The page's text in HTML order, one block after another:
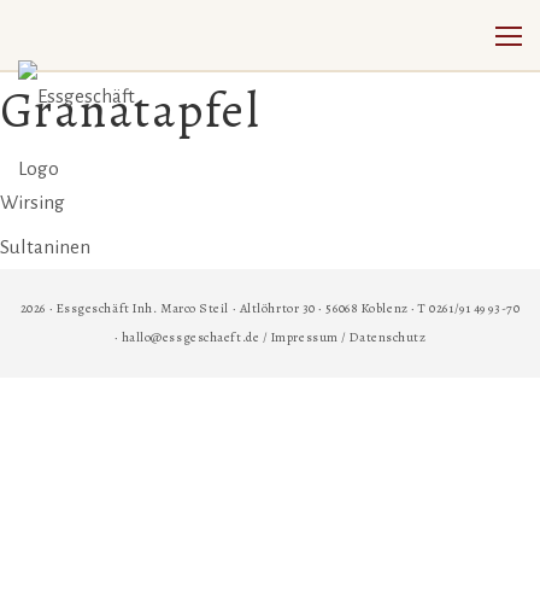
Granatapfel
Beitrags-
Navigation
Wirsing
Sultaninen
2026 · Essgeschäft Inh. Marco Steil · Altlöhrtor 30 · 56068 Koblenz · T 0261/91 49 93-70
· hallo@essgeschaeft.de / Impressum /Datenschutz